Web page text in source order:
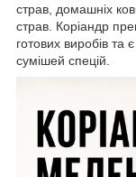
страв, домашніх
страв. Коріандр
готових виробів
сумішей спецій.